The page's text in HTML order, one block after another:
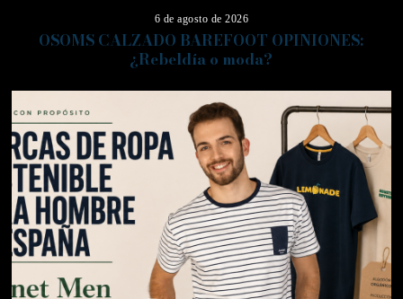
6 de agosto de 2026
OSOMS CALZADO BAREFOOT OPINIONES:
¿Rebeldía o moda?